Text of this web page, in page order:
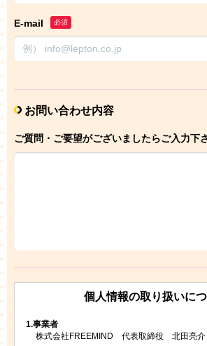
E-mail 必須
お問い合わせ内容
ご質問・ご要望がございましたらご入力下
個人情報の取り扱いに
1.事業者
株式会社FREEMIND 代表取締役 北田亮介